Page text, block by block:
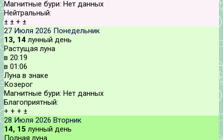
Магнитные бури: Нет данных
Нейтральный:
± ± + ±
27 Июля 2026 Понедельник
13, 14 лунный день
Растущая луна
в 20:19
в 01:06
Луна в знаке
Козерог
Магнитные бури: Нет данных
Благоприятный:
+ + + ±
28 Июля 2026 Вторник
14, 15 лунный день
Полная луна